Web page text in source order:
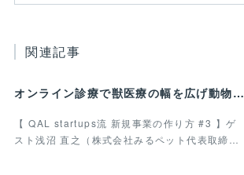
関連記事
オンライン診療で獣医療の幅を広げ動物病院の業務効率化を叶えたい 最終回
【 QAL startups流 新規事業の作り方 #3 】ゲ
スト浅沼 直之（株式会社みるペット代表取締…